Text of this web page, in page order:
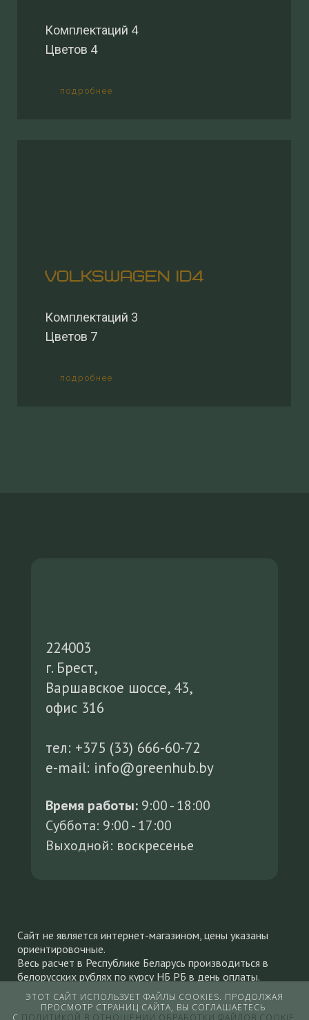
Комплектаций 4
Цветов 4
подробнее
VOLKSWAGEN ID4
Комплектаций 3
Цветов 7
подробнее
224003
г. Брест,
Варшавское шоссе, 43,
офис 316
тел: +375 (33) 666-60-72
e-mail: info@greenhub.by
Время работы: 9:00 - 18:00
Суббота: 9:00 - 17:00
Выходной: воскресенье
Сайт не является интернет-магазином, цены указаны
ориентировочные.
Весь расчет в Республике Беларусь производиться в
белорусских рублях по курсу НБ РБ в день оплаты.
Окончательную стоимость уточняйте у менеджера
ЭТОТ САЙТ ИСПОЛЬЗУЕТ ФАЙЛЫ COOKIES. ПРОДОЛЖАЯ
ПРОСМОТР СТРАНИЦ САЙТА, ВЫ СОГЛАШАЕТЕСЬ
С ПОЛИТИКОЙ В ОТНОШЕНИИ ОБРАБОТКИ ФАЙЛОВ COOKIE